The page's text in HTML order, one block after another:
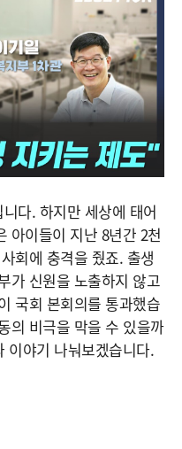
다. 하지만 세상에 태어
아이들이 지난 8년간 2천
회에 충격을 줬죠. 출생
가 신원을 노출하지 않고
국회 본회의를 통과했습
의 비극을 막을 수 있을까
이야기 나눠보겠습니다.